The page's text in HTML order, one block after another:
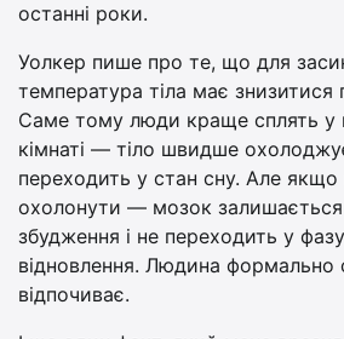
останні роки.
Уолкер пише про те, що для
температура тіла має знизитися
Саме тому люди краще сплять у
кімнаті — тіло швидше
переходить у стан сну. Але якщо
охолонути — мозок залишається
збудження і не переходить у
відновлення. Людина
відпочиває.